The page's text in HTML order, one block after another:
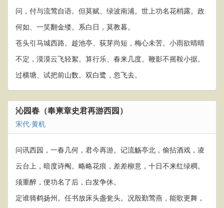
问，付与流莺自语。但莫赋、绿波南浦。世上功名花梢露。政
何如、一笑翻金缕。系白日，莫教暮。
苍头引马城西路。趁池亭、荻芽尚短，梅心未苦。小雨欲晴晴
不定，漠漠云飞轻絮。算行乐、春来几度。鞭影不摇鞍小据。
过横塘、试把前山数。双白鹭，忽飞去。
沁园春（奉柬章史君再游西园）
宋代·黄机
问讯西园，一春几何，君今再游。记流觞亭北，偷拈酒戏，凌
云台上，暗度诗阄。略略花痕，差差柳意，十日不来红绿稠。
须重醉，便功名了后，白发争休。
定谁骑鹤扬州。任书放床头盏瓮头。况殷勤莺燕，能歌更舞，